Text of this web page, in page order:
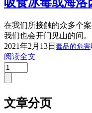
吸食冰毒或海洛
在我们所接触的众多个
我们也会开门见山的问
2021年2月13日 毒品的危害
阅读全文
文章分页